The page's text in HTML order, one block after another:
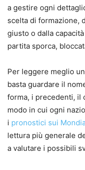
a gestire ogni
scelta di formazione,
giusto o dalla
partita sporca,
Per leggere meglio
basta guardare il
forma, i precedenti, il
modo in cui ogni
i pronostici sui
lettura più generale
a valutare i possibili